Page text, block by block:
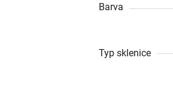
Barva
Typ sklenice